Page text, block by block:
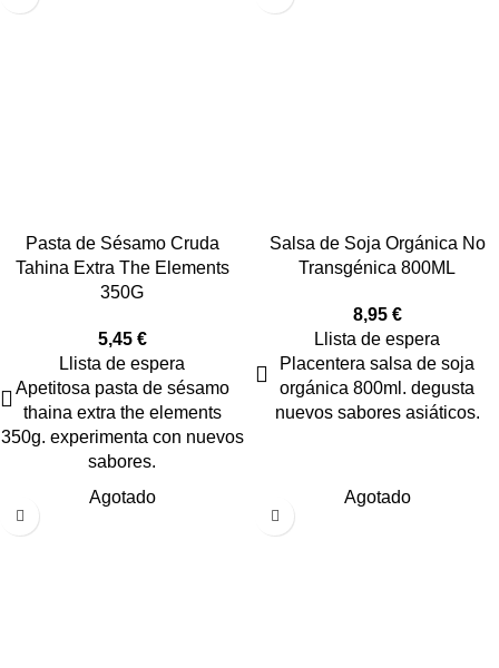
Pasta de Sésamo Cruda
Tahina Extra The Elements
350G
5,45 €
Llista de espera
Apetitosa pasta de sésamo
thaina extra the elements
350g. experimenta con nuevos
sabores.
Salsa de Soja Orgánica No
Transgénica 800ML
8,95 €
Llista de espera
Placentera salsa de soja
orgánica 800ml. degusta
nuevos sabores asiáticos.
Agotado Agotado